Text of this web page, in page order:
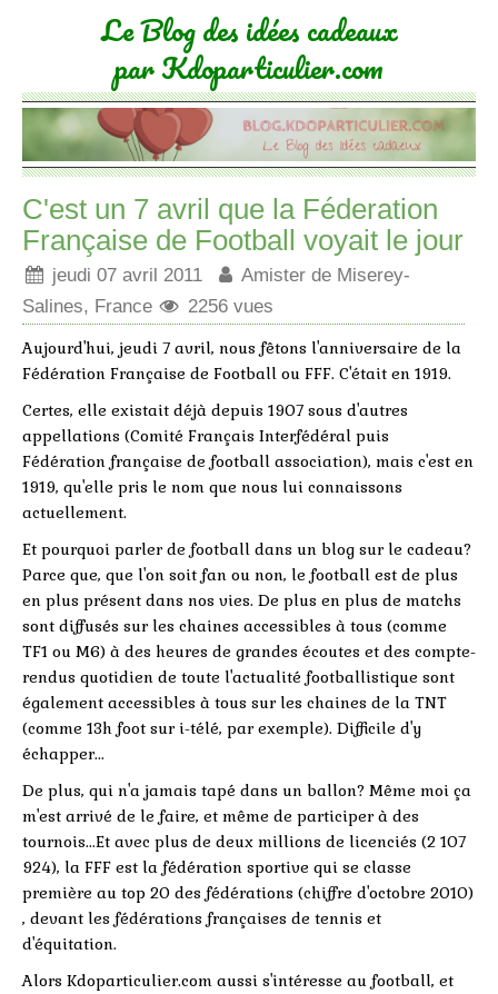
Le Blog des idées cadeaux
par Kdoparticulier.com
C'est un 7 avril que la Féderation
Française de Football voyait le jour
jeudi 07 avril 2011
Amister de Miserey-
Salines, France
2256 vues
Aujourd'hui, jeudi 7 avril, nous fêtons l'anniversaire de la
Fédération Française de Football ou FFF. C'était en 1919.
Certes, elle existait déjà depuis 1907 sous d'autres
appellations (Comité Français Interfédéral puis
Fédération française de football association), mais c'est en
1919, qu'elle pris le nom que nous lui connaissons
actuellement.
Et pourquoi parler de football dans un blog sur le cadeau?
Parce que, que l'on soit fan ou non, le football est de plus
en plus présent dans nos vies. De plus en plus de matchs
sont diffusés sur les chaines accessibles à tous (comme
TF1 ou M6) à des heures de grandes écoutes et des compte-
rendus quotidien de toute l'actualité footballistique sont
également accessibles à tous sur les chaines de la TNT
(comme 13h foot sur i-télé, par exemple). Difficile d'y
échapper...
De plus, qui n'a jamais tapé dans un ballon? Même moi ça
m'est arrivé de le faire, et même de participer à des
tournois...Et avec plus de deux millions de licenciés (2 107
924), la FFF est la fédération sportive qui se classe
première au top 20 des fédérations (chiffre d'octobre 2010)
, devant les fédérations françaises de tennis et
d'équitation.
Alors Kdoparticulier.com aussi s'intéresse au football, et